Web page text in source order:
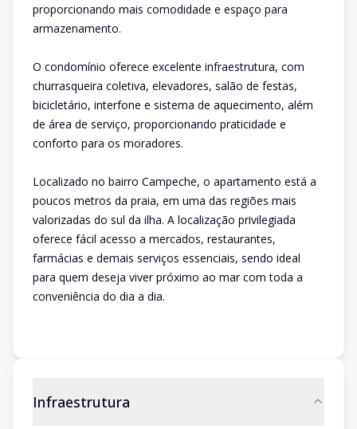
proporcionando mais comodidade e espaço para
armazenamento.
O condomínio oferece excelente infraestrutura, com
churrasqueira coletiva, elevadores, salão de festas,
bicicletário, interfone e sistema de aquecimento, além
de área de serviço, proporcionando praticidade e
conforto para os moradores.
Localizado no bairro Campeche, o apartamento está a
poucos metros da praia, em uma das regiões mais
valorizadas do sul da ilha. A localização privilegiada
oferece fácil acesso a mercados, restaurantes,
farmácias e demais serviços essenciais, sendo ideal
para quem deseja viver próximo ao mar com toda a
conveniência do dia a dia.
Infraestrutura